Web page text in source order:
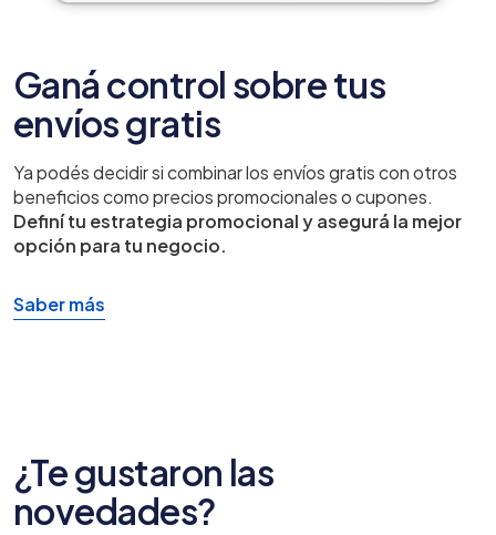
Ganá control sobre tus
envíos gratis
Ya podés decidir si combinar los envíos gratis con otros
beneficios como precios promocionales o cupones.
Definí tu estrategia promocional y asegurá la mejor
opción para tu negocio.
Saber más
¿Te gustaron las
novedades?